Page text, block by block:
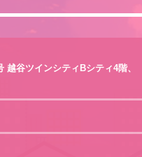
越谷ツインシティBシティ4階、